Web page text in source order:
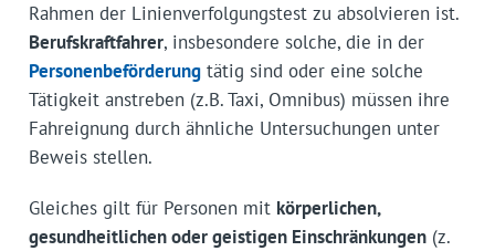
Rahmen der Linienverfolgungstest zu absolvieren ist.
Berufskraftfahrer, insbesondere solche, die in der
Personenbeförderungtätig sind oder eine solche
Tätigkeit anstreben (z.B. Taxi, Omnibus) müssen ihre
Fahreignung durch ähnliche Untersuchungen unter
Beweis stellen.
Gleiches gilt für Personen mit körperlichen,
gesundheitlichen oder geistigen Einschränkungen(z.